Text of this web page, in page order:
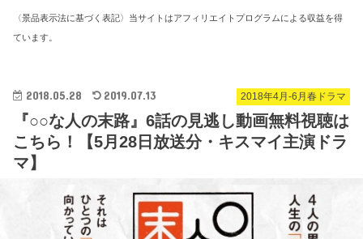
〈景品表示法に基づく表記〉当サイトはアフィリエイトプログラムによる収益を得
ています。
2018年4月-6月春ドラマ
2018.05.28 2019.07.13
『○○な人の末路』6話の見逃し動画無料視聴は
こちら！【5月28日放送分・キスマイ主演ドラ
マ】